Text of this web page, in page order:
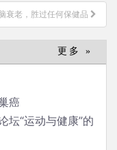
衰老，胜过任何保健品
更多 »
癌
“运动与健康”的